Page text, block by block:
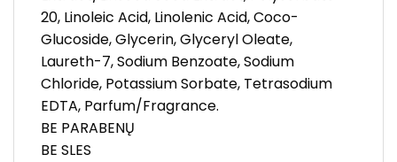
20, Linoleic Acid, Linolenic Acid, Coco-
Glucoside, Glycerin, Glyceryl Oleate,
Laureth-7, Sodium Benzoate, Sodium
Chloride, Potassium Sorbate, Tetrasodium
EDTA, Parfum/Fragrance.
BE PARABENŲ
BE SLES